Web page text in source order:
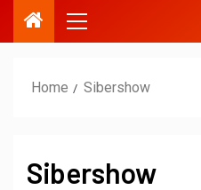
Home Sibershow
Sibershow